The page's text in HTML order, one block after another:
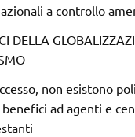
a controllo
DELLA
non esistono
ad agenti e